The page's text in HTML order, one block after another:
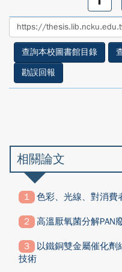
至
查詢本校圖書館目錄
勘誤回報
相關論文
色彩、光線、對消費
高溫厭氧菌分解PAN
以鐵銅雙金屬催化劑
技術